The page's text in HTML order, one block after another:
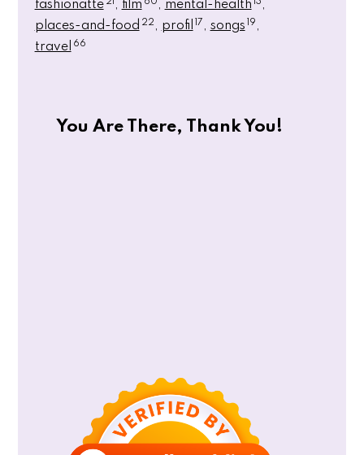
fashionatte film mental-health
places-and-food 22 profil 17 songs 19
travel 66
You Are There, Thank You!